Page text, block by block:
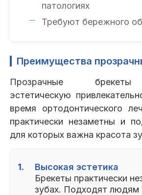
патологиях
Требуют бережного
Преимущества
Прозрачные
эстетическую
время ортодонтического
практически незаметны и
для которых важна красота
1.
Высокая эстетика
Брекеты практически
зубах. Подходят людям